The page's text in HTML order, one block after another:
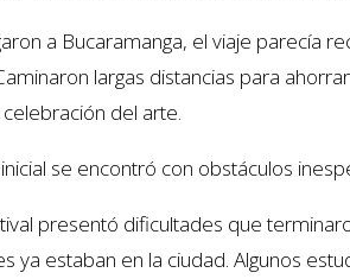
a Bucaramanga, el viaje parecía
largas distancias para
del arte.
se encontró con obstáculos
presentó dificultades que
ya estaban en la ciudad. Algunos